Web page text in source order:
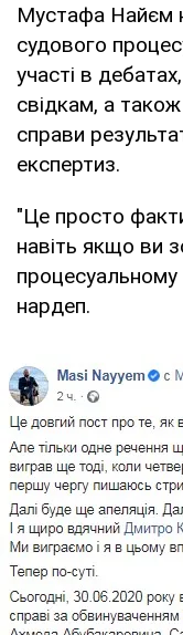
Мустафа Найєм
судового
участі в
свідкам, а
справи
експертиз.
"Це просто
навіть якщо ви
процесуальному
нардеп.